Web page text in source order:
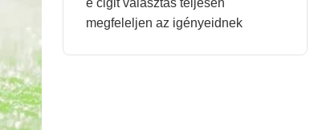
megfeleljen az igényeidnek